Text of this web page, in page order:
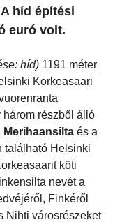
híd építési
euró volt.
híd) 1191 méter
Korkeasaari
három részből álló
Merihaansilta és a
található Helsinki
köti
nevét a
Finkéről
Nihti városrészeket